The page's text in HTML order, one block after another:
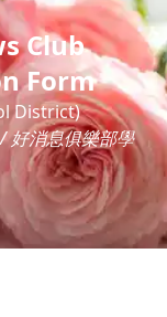
Club
Form
District)
/ 好消息俱樂部學